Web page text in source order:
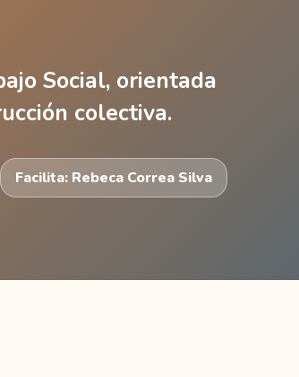
Social, orientada
colectiva.
Facilita: Rebeca Correa Silva